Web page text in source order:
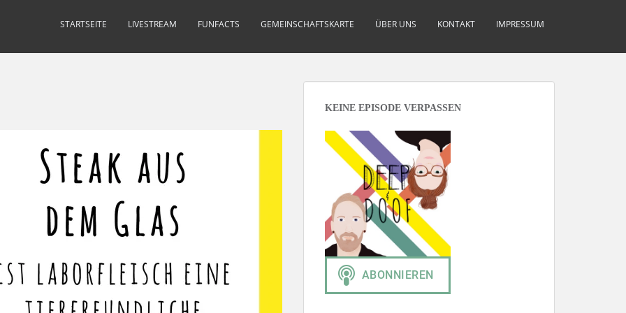
STARTSEITE LIVESTREAM FUNFACTS GEMEINSCHAFTSKARTE ÜBER UNS KONTAKT IMPRESSUM
KEINE EPISODE VERPASSEN